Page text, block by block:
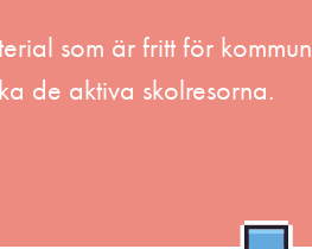
som är fritt för
de aktiva skolresorna.